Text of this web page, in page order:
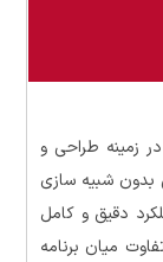
زمینه طراحی و
بدون شبیه سازی
دقیق و کامل
میان برنامه